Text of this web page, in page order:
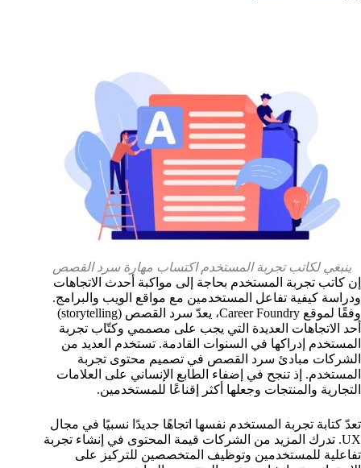
ينبغي لكاتب تجربة المستخدم اكتساب مهارة سرد القصص
إن كاتب تجربة المستخدم بحاجة إلى مواكبة أحدث الاتجاهات
ودراسة كيفية تفاعل المستخدمين مع مواقع الويب والبرامج.
وفقًا لموقع Career Foundry، يعدّ سرد القصص (storytelling)
أحد الاتجاهات العديدة التي يجب على مصممي وكتّاب تجربة
المستخدم إدراكها في السنوات القادمة. تستخدم العديد من
الشركات مبادئ سرد القصص في تصميم محتوى تجربة
المستخدم. إذ تنجح في إضفاء الطابع الإنساني على العلامات
التجارية والمنتجات وجعلها أكثر إقناعًا للمستخدمين.
تعدّ كتابة تجربة المستخدم نفسها اتجاهًا جديدًا نسبيًا في مجال
UX. تدرك المزيد من الشركات قيمة المحتوى في إنشاء تجربة
تفاعلية للمستخدمين وتوظيف المتخصصين للتركيز على